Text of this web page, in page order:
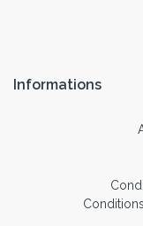
Informations